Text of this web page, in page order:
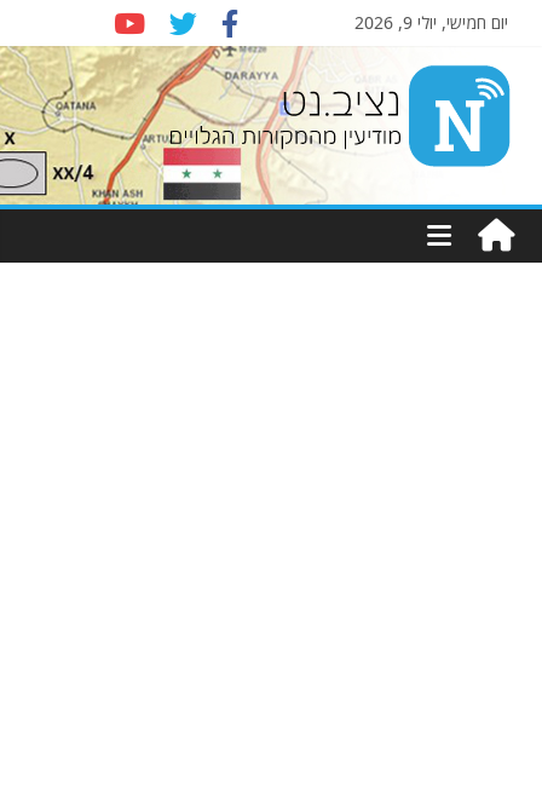
יום חמישי, יולי 9, 2026
Nziv.net
מודיעין
מהמקורות